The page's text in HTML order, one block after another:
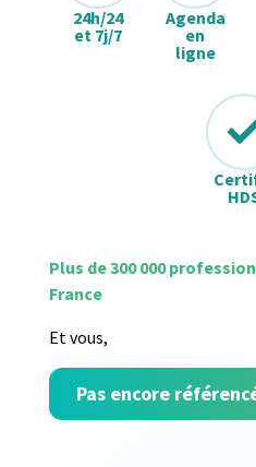
24h/24
et 7j/7
Agenda
en
ligne
Plus de 300 000
France
Et vous,
Pas encore